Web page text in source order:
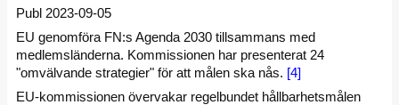
Publ 2023-09-05
EU genomföra FN:s Agenda 2030 tillsammans med
medlemsländerna. Kommissionen har presenterat 24
"omvälvande strategier" för att målen ska nås. [4]
EU-kommissionen övervakar regelbundet hållbarhetsmålen